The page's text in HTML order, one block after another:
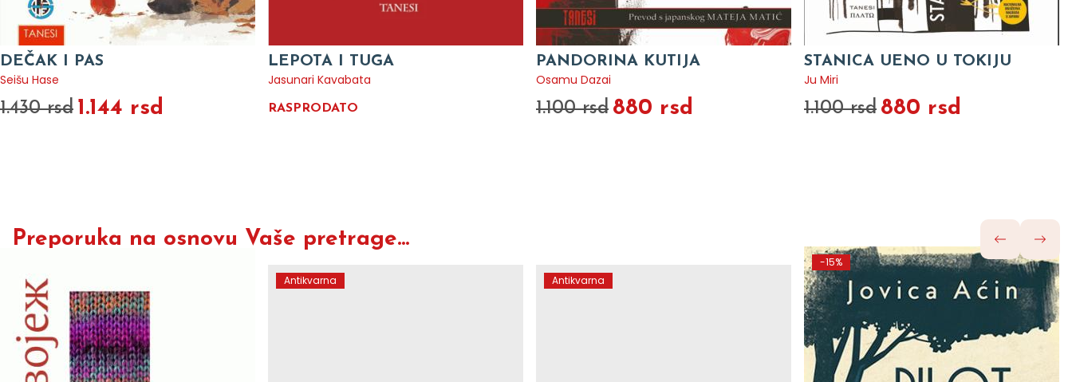
DEČAK I PAS
Seišu Hase
1.430 rsd 1.144 rsd
LEPOTA I TUGA
Jasunari Kavabata
RASPRODATO
PANDORINA KUTIJA
Osamu Dazai
1.100 rsd 880 rsd
STANICA UENO U TOKIJU
Ju Miri
1.100 rsd 880 rsd
Preporuka na osnovu Vaše pretrage...
Antikvarna Antikvarna
-15%